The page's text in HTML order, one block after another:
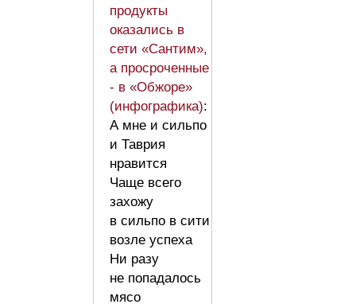
продукты
оказались в
сети «Сантим»,
а просроченные
- в «Обжоре»
(инфографика):
А мне и сильпо
и Таврия
нравится
Чаще всего
захожу
в сильпо в сити
возле успеха
Ни разу
не попадалось
мясо